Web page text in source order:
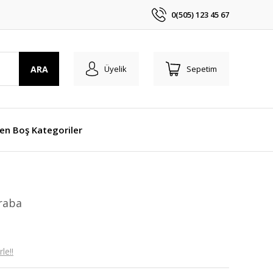
0(505) 123 45 67
ARA Üyelik Sepetim
Boş Kategoriler